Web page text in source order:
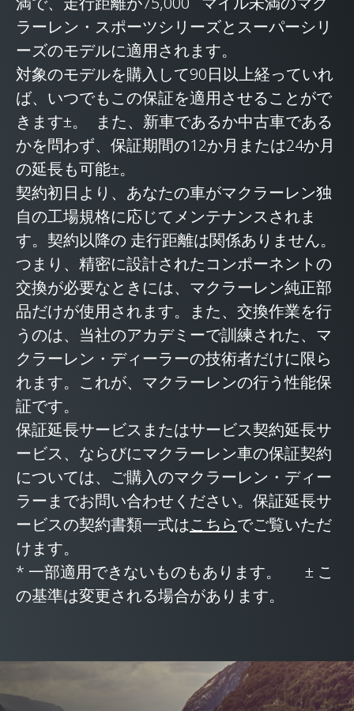
ラーレン・スポーツシリーズとスーパーシリ
ーズのモデルに適用されます。
対象のモデルを購入して90日以上経っていれ
ば、いつでもこの保証を適用させることがで
きます±。 また、新車であるか中古車である
かを問わず、保証期間の12か月または24か月
の延長も可能±。
契約初日より、あなたの車がマクラーレン独
自の工場規格に応じてメンテナンスされま
す。契約以降の 走行距離は関係ありません。
つまり、精密に設計されたコンポーネントの
交換が必要なときには、マクラーレン純正部
品だけが使用されます。また、交換作業を行
うのは、当社のアカデミーで訓練された、マ
クラーレン・ディーラーの技術者だけに限ら
れます。これが、マクラーレンの行う性能保
証です。
保証延長サービスまたはサービス契約延長サ
ービス、ならびにマクラーレン車の保証契約
については、ご購入のマクラーレン・ディー
ラーまでお問い合わせください。保証延長サ
ービスの契約書類一式はこちらでご覧いただ
けます。
* 一部適用できないものもあります。 ± こ
の基準は変更される場合があります。